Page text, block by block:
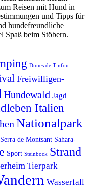
Reisen mit Hund in
und Tipps für
hundefreundliche
Spaß beim Stöbern.
Dunes de Tinfou
Freiwilligen-
Hundewald Jagd
Italien
Nationalpark
de Montsant Sahara-
Sport Steinbock Strand
Tierpark
Wasserfall